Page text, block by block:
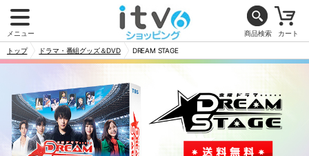
メニュー 商品検索 カート
トップ ドラマ・番組グッズ＆DVD DREAM STAGE